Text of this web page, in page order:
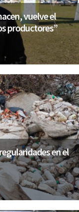
vuelve el
productores”
en el